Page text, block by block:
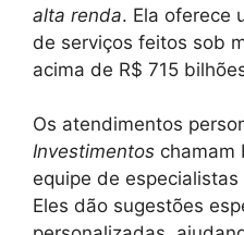
alta renda. Ela oferece
de serviços feitos sob
acima de R$ 715
Os atendimentos
Investimentos chamam
equipe de
Eles dão sugestões